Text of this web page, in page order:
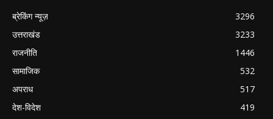
ब्रेकिंग न्यूज़
3296
उत्तराखंड
3233
राजनीति
1446
सामाजिक
532
अपराध
517
देश-विदेश
419